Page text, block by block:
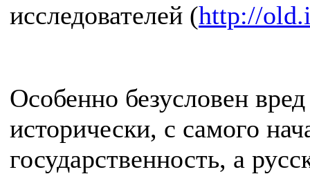
исследователей (http://
Особенно безусловен
исторически, с самого
государственность, а